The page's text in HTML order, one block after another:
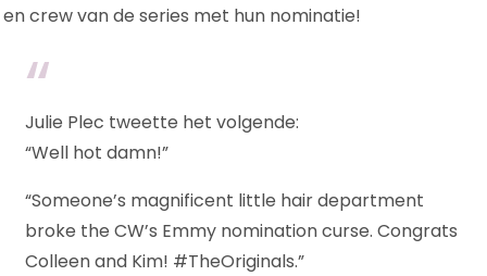
en crew van de series met hun nominatie!
Julie Plec tweette het volgende:
“Well hot damn!”
“Someone’s magnificent little hair department
broke the CW’s Emmy nomination curse. Congrats
Colleen and Kim! #TheOriginals.”